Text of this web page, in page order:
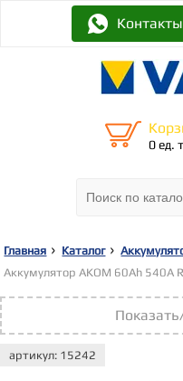
Контакты
0 ед.
Главная Каталог
Аккумулятор AKOM 60Ah 540A
артикул: 15242